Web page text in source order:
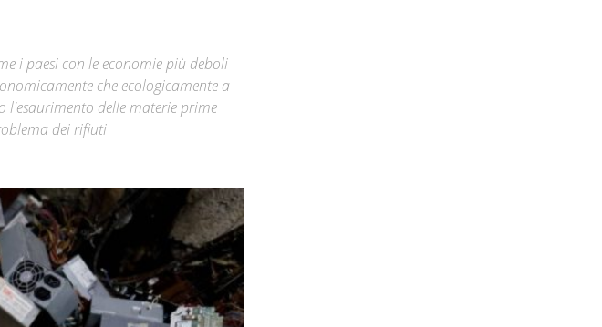
i paesi con le economie più deboli
che ecologicamente a
l'esaurimento delle materie prime
dei rifiuti